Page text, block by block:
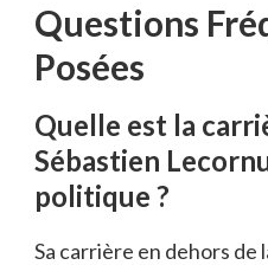
Questions
Posées
Quelle est la
Sébastien
politique ?
Sa carrière en dehors de